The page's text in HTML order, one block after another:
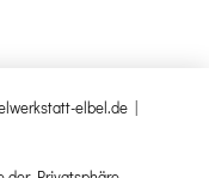
elbel.de |